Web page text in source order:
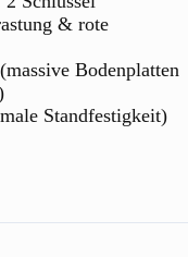
& rote
Bodenplatten
Standfestigkeit)